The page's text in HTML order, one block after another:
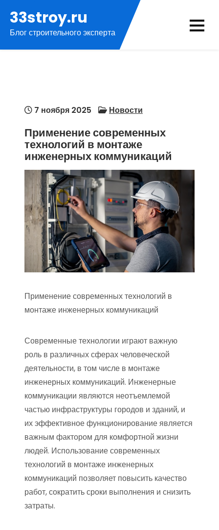
содержимому
33stroy.ru
Блог строительного эксперта
7 ноября 2025 Новости
Применение современных
технологий в монтаже
инженерных коммуникаций
Применение современных технологий в
монтаже инженерных коммуникаций
Современные технологии играют важную
роль в различных сферах человеческой
деятельности, в том числе в монтаже
инженерных коммуникаций. Инженерные
коммуникации являются неотъемлемой
частью инфраструктуры городов и зданий, и
их эффективное функционирование является
важным фактором для комфортной жизни
людей. Использование современных
технологий в монтаже инженерных
коммуникаций позволяет повысить качество
работ, сократить сроки выполнения и снизить
затраты.